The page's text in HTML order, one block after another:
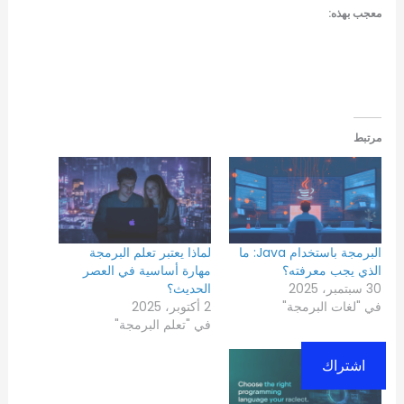
معجب بهذه:
مرتبط
البرمجة باستخدام Java: ما
الذي يجب معرفته؟
30 سبتمبر، 2025
في "لغات البرمجة"
لماذا يعتبر تعلم البرمجة
مهارة أساسية في العصر
الحديث؟
2 أكتوبر، 2025
في "تعلم البرمجة"
اشتراك